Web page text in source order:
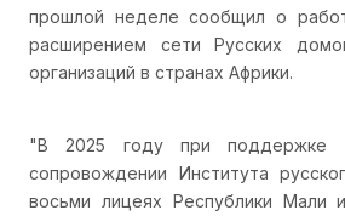
прошлой неделе сообщил о
расширением сети Русских
организаций в странах Африки.
"В 2025 году при поддержке
сопровождении Института
восьми лицеях Республики Мали